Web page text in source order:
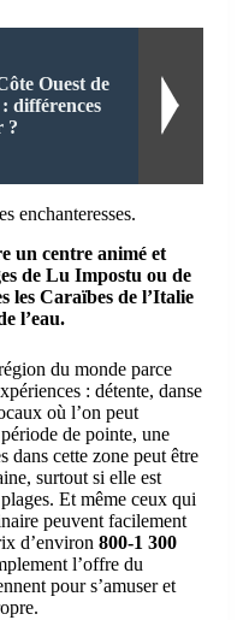
Ouest de
différences
?
enchanteresses.
un centre animé et
de Lu Impostu ou de
les Caraïbes de l’Italie
l’eau.
du monde parce
: détente, danse
où l’on peut
de pointe, une
dans cette zone peut être
surtout si elle est
Et même ceux qui
peuvent facilement
d’environ 800-1 300
l’offre du
pour s’amuser et